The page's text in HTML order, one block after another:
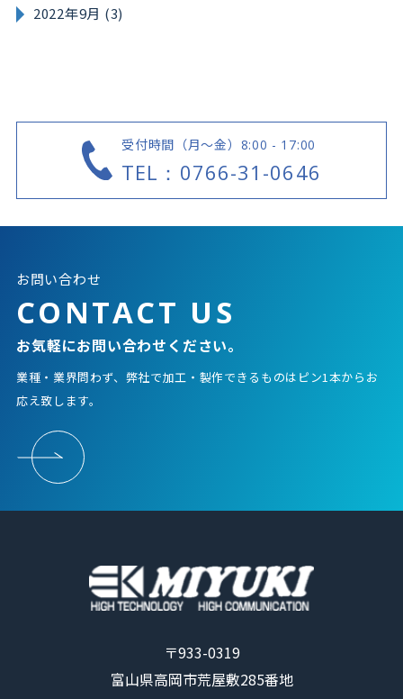
2022年9月 (3)
受付時間（月～金） 8:00 - 17:00
TEL：0766-31-0646
お問い合わせ
CONTACT US
お気軽にお問い合わせください。
業種・業界問わず、弊社で加工・製作できるものはピン1本からお
応え致します。
〒933-0319
富山県高岡市荒屋敷285番地